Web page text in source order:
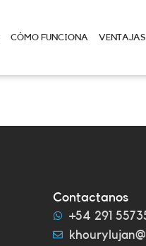
CÓMO FUNCIONA VENTAJAS
Contactanos
+54 291